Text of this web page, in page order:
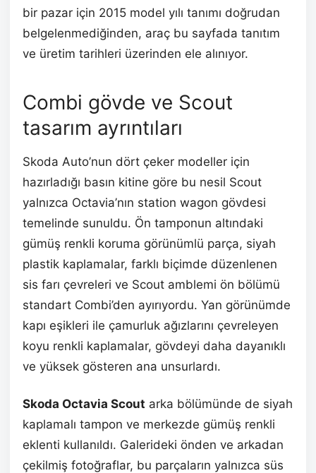
bir pazar için 2015 model yılı tanımı doğrudan
belgelenmediğinden, araç bu sayfada tanıtım
ve üretim tarihleri üzerinden ele alınıyor.
Combi gövde ve Scout
tasarım ayrıntıları
Skoda Auto’nun dört çeker modeller için
hazırladığı basın kitine göre bu nesil Scout
yalnızca Octavia’nın station wagon gövdesi
temelinde sunuldu. Ön tamponun altındaki
gümüş renkli koruma görünümlü parça, siyah
plastik kaplamalar, farklı biçimde düzenlenen
sis farı çevreleri ve Scout amblemi ön bölümü
standart Combi’den ayırıyordu. Yan görünümde
kapı eşikleri ile çamurluk ağızlarını çevreleyen
koyu renkli kaplamalar, gövdeyi daha dayanıklı
ve yüksek gösteren ana unsurlardı.
Skoda Octavia Scout arka bölümünde de siyah
kaplamalı tampon ve merkezde gümüş renkli
eklenti kullanıldı. Galerideki önden ve arkadan
çekilmiş fotoğraflar, bu parçaların yalnızca süs